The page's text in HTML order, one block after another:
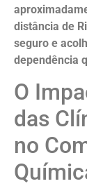
distância de
seguro e
dependência
O
das
no